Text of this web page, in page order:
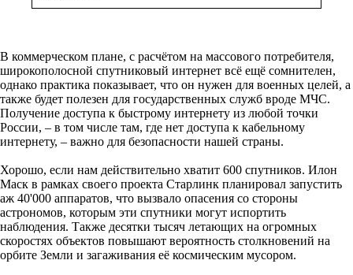
В коммерческом плане, с расчётом на массового потребителя,
широкополосной спутниковый интернет всё ещё сомнителен,
однако практика показывает, что он нужен для военных целей, а
также будет полезен для государственных служб вроде МЧС.
Получение доступа к быстрому интернету из любой точки
России, – в том числе там, где нет доступа к кабельному
интернету, – важно для безопасности нашей страны.
Хорошо, если нам действительно хватит 600 спутников. Илон
Маск в рамках своего проекта Старлинк планировал запустить
аж 40'000 аппаратов, что вызвало опасения со стороны
астрономов, которым эти спутники могут испортить
наблюдения. Также десятки тысяч летающих на огромных
скоростях объектов повышают вероятность столкновений на
орбите Земли и загаживания её космическим мусором.